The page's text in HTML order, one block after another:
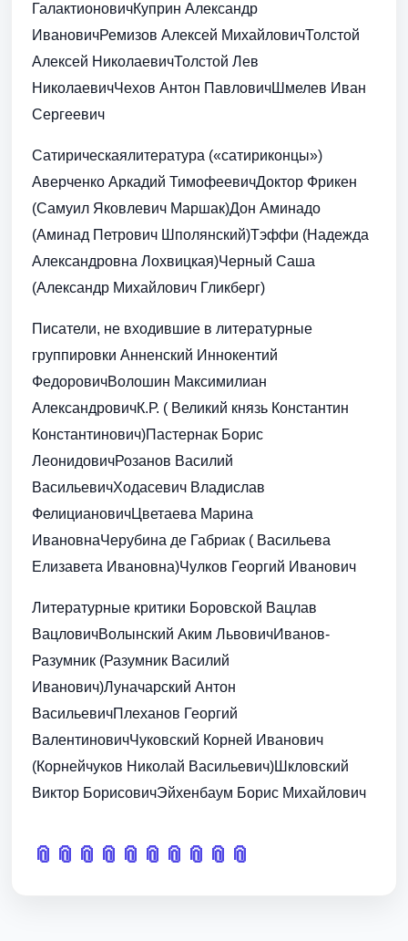
ГалактионовичКуприн Александр
ИвановичРемизов Алексей МихайловичТолстой
Алексей НиколаевичТолстой Лев
НиколаевичЧехов Антон ПавловичШмелев Иван
Сергеевич
Сатирическаялитература («сатириконцы»)
Аверченко Аркадий ТимофеевичДоктор Фрикен
(Самуил Яковлевич Маршак)Дон Аминадо
(Аминад Петрович Шполянский)Тэффи (Надежда
Александровна Лохвицкая)Черный Саша
(Александр Михайлович Гликберг)
Писатели, не входившие в литературные
группировки Анненский Иннокентий
ФедоровичВолошин Максимилиан
АлександровичК.Р. ( Великий князь Константин
Константинович)Пастернак Борис
ЛеонидовичРозанов Василий
ВасильевичХодасевич Владислав
ФелициановичЦветаева Марина
ИвановнаЧерубина де Габриак ( Васильева
Елизавета Ивановна)Чулков Георгий Иванович
Литературные критики Боровской Вацлав
ВацловичВолынский Аким ЛьвовичИванов-
Разумник (Разумник Василий
Иванович)Луначарский Антон
ВасильевичПлеханов Георгий
ВалентиновичЧуковский Корней Иванович
(Корнейчуков Николай Васильевич)Шкловский
Виктор БорисовичЭйхенбаум Борис Михайлович
📎 📎 📎 📎 📎 📎 📎 📎 📎 📎